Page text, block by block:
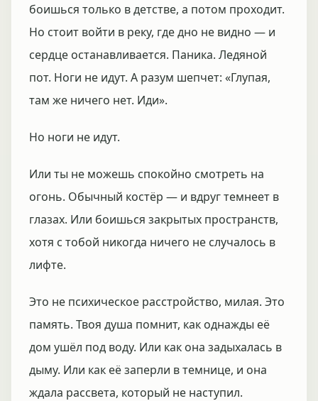
боишься только в детстве, а потом проходит.
Но стоит войти в реку, где дно не видно — и
сердце останавливается. Паника. Ледяной
пот. Ноги не идут. А разум шепчет: «Глупая,
там же ничего нет. Иди».
Но ноги не идут.
Или ты не можешь спокойно смотреть на
огонь. Обычный костёр — и вдруг темнеет в
глазах. Или боишься закрытых пространств,
хотя с тобой никогда ничего не случалось в
лифте.
Это не психическое расстройство, милая. Это
память. Твоя душа помнит, как однажды её
дом ушёл под воду. Или как она задыхалась в
дыму. Или как её заперли в темнице, и она
ждала рассвета, который не наступил.